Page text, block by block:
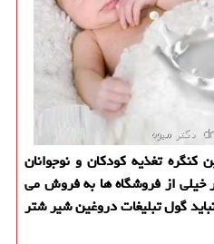
كنگره تغذیه كودكان و نوجوانان
خیلی از فروشگاه ها به فروش می
گول تبلیغات دروغین شیر شتر